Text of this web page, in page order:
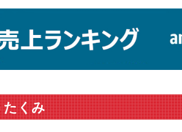
たくみ